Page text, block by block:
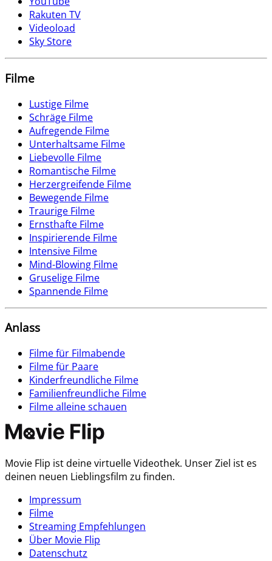
Rakuten TV
Videoload
Sky Store
Filme
Lustige Filme
Schräge Filme
Aufregende Filme
Unterhaltsame Filme
Liebevolle Filme
Romantische Filme
Herzergreifende Filme
Bewegende Filme
Traurige Filme
Ernsthafte Filme
Inspirierende Filme
Intensive Filme
Mind-Blowing Filme
Gruselige Filme
Spannende Filme
Anlass
Filme für Filmabende
Filme für Paare
Kinderfreundliche Filme
Familienfreundliche Filme
Filme alleine schauen
Movie Flip ist deine virtuelle Videothek. Unser Ziel ist es
deinen neuen Lieblingsfilm zu finden.
Impressum
Filme
Streaming Empfehlungen
Über Movie Flip
Datenschutz